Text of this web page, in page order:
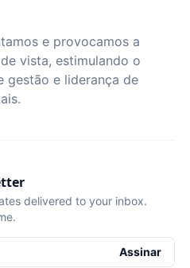
e provocamos a
vista, estimulando o
gestão e liderança de
delivered to your inbox.
Assinar